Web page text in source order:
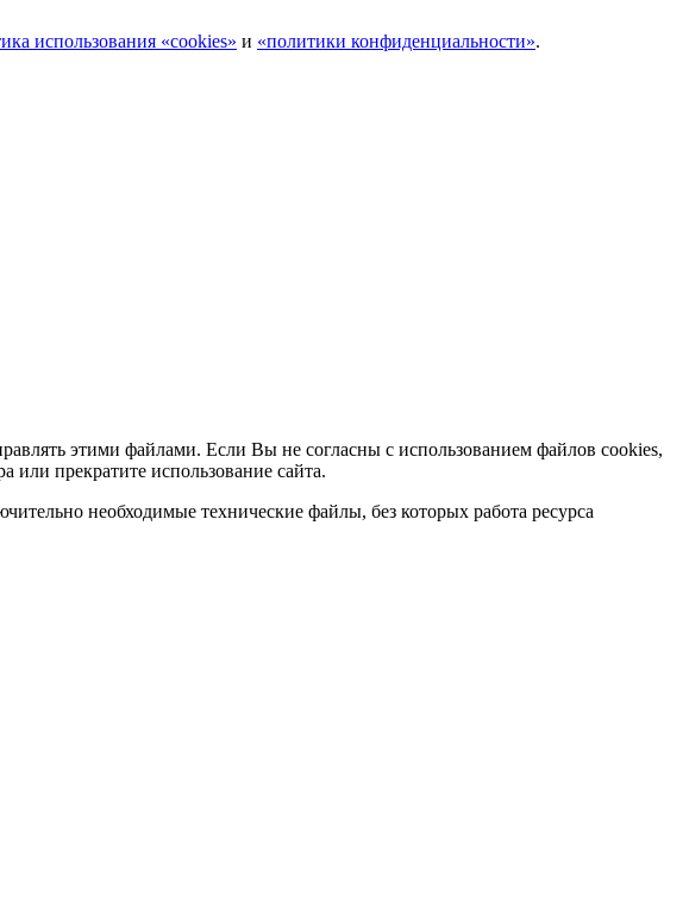
использования «cookies» и «политики конфиденциальности».
этими файлами. Если Вы не согласны с использованием файлов cookies,
или прекратите использование сайта.
необходимые технические файлы, без которых работа ресурса